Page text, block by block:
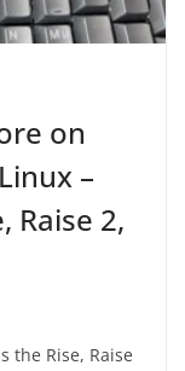
on
–
Raise 2,
the Rise, Raise